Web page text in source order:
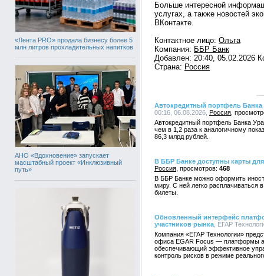
«Лента PRO» продала бизнесу более 5
млн литров прохладительных напитков
АНО «Вдохновение» запускает
масштабный проект «Инклюзивный
путь»
Больше интересной
услугах, а также новостей
ВКонтакте.
Контактное лицо: Ольга
Компания: ББР Банк
Добавлен: 20:40, 05.02.2026
Страна: Россия
Автокредитный портфель
00:16, 06.08.2026, Россия
Автокредитный портфель Банка
чем в 1,2 раза к аналогичному
86,3 млрд рублей.
В ББР Банке доступны карты
Россия
468
В ББР Банке можно оформить
миру. С ней легко расплачиваться
билеты.
Обновленный интерфейс
участников рынка , ЕГАР
Компания «ЕГАР Технологии»
офиса EGAR Focus — платформы
обеспечивающий эффективное
контроль рисков в режиме